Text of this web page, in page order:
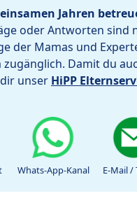
Jahren
oder Antworten sind
der Mamas und
Damit du
unser HiPP
Whats-App-Kanal E-Mail /